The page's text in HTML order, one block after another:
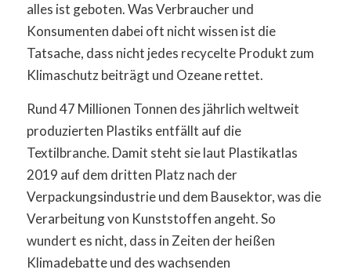
alles ist geboten. Was Verbraucher und
Konsumenten dabei oft nicht wissen ist die
Tatsache, dass nicht jedes recycelte Produkt zum
Klimaschutz beiträgt und Ozeane rettet.
Rund 47 Millionen Tonnen des jährlich weltweit
produzierten Plastiks entfällt auf die
Textilbranche. Damit steht sie laut Plastikatlas
2019 auf dem dritten Platz nach der
Verpackungsindustrie und dem Bausektor, was die
Verarbeitung von Kunststoffen angeht. So
wundert es nicht, dass in Zeiten der heißen
Klimadebatte und des wachsenden